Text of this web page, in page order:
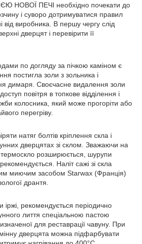
НОВОЇ ПЕЧІ необхідно почекати до
і суворо дотримуватися правил
від виробника. В першу чергу слід
дверцят і перевірити її
по догляду за пічкою каміном є
постигла золи з зольника і
димаря. Своєчасне видалення золи
повітря в топкове відділення і
колосника, який може прогоріти або
перегріву.
натяг болтів кріплення скла і
дверцятах зі склом. Зважаючи на
термоскло розширюється, шурупи
Наліт сажі зі скла
миючим засобом Starwax (Франція)
дрантя.
іржі, рекомендується періодично
лиття спеціальною пастою
для реставрації чавуну. При
дверцята можна підфарбувати